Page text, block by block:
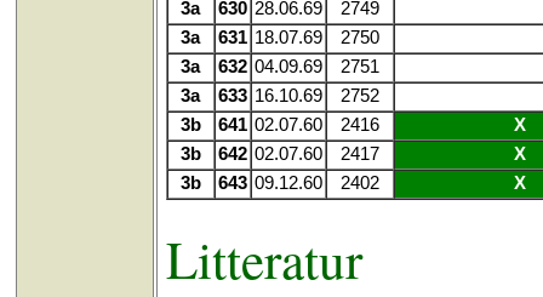
3a
630 28.06.69
2749
3a
631 18.07.69
2750
3a
632 04.09.69
2751
3a
633 16.10.69
2752
3b
641 02.07.60 2416
X
3b
642 02.07.60 2417
X
3b
643 09.12.60 2402 X
Litteratur